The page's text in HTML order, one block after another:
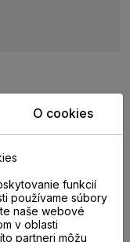
O cookies
funkcií
používame súbory
naše webové
v oblasti
partneri môžu